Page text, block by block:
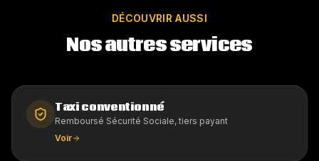
DÉCOUVRIR AUSSI
Nos autres services
Taxi conventionné
Remboursé Sécurité Sociale, tiers payant
Voir